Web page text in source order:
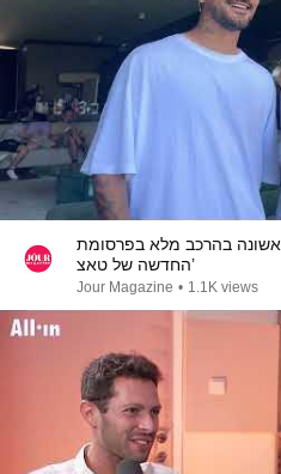
בהרכב מלא בפרסומת
החדשה של טאצ’
Jour Magazine • 1.1K views